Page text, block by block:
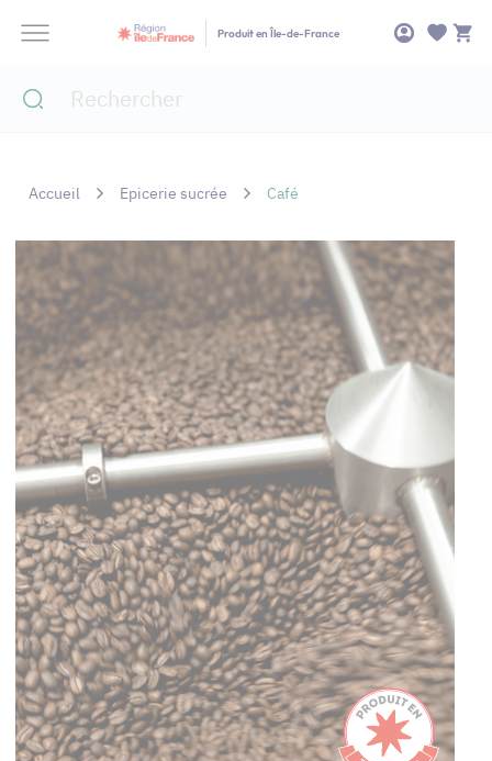
Produit en Île-de-France
Accueil Epicerie sucrée Café